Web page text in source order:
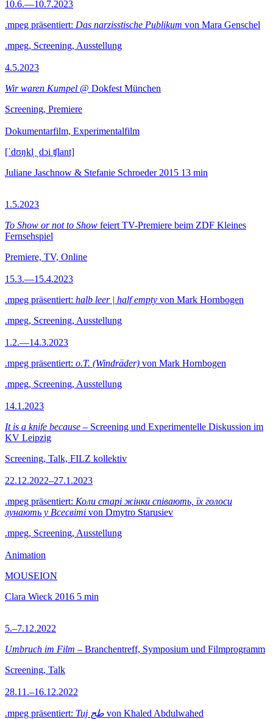
10.6.—10.7.2023
.mpeg präsentiert: Das narzisstische Publikum von Mara Genschel
.mpeg, Screening, Ausstellung
4.5.2023
Wir waren Kumpel @ Dokfest München
Screening, Premiere
Dokumentarfilm, Experimentalfilm
[ˈdʊŋkl̩ ˌdɔi ʧlant]
Juliane Jaschnow & Stefanie Schroeder 2015 13 min
1.5.2023
To Show or not to Show feiert TV-Premiere beim ZDF Kleines
Fernsehspiel
Premiere, TV, Online
15.3.—15.4.2023
.mpeg präsentiert: halb leer | half empty von Mark Hornbogen
.mpeg, Screening, Ausstellung
1.2.—14.3.2023
.mpeg präsentiert: o.T. (Windräder) von Mark Hornbogen
.mpeg, Screening, Ausstellung
14.1.2023
It is a knife because – Screening und Experimentelle Diskussion im
KV Leipzig
Screening, Talk, FILZ kollektiv
22.12.2022–27.1.2023
.mpeg präsentiert: Коли старі жінки співають, їх голоси
лунають у Всесвіті von Dmytro Starusiev
.mpeg, Screening, Ausstellung
Animation
MOUSEION
Clara Wieck 2016 5 min
5.–7.12.2022
Umbruch im Film – Branchentreff, Symposium und Filmprogramm
Screening, Talk
28.11.–16.12.2022
.mpeg präsentiert: Tuj طج von Khaled Abdulwahed